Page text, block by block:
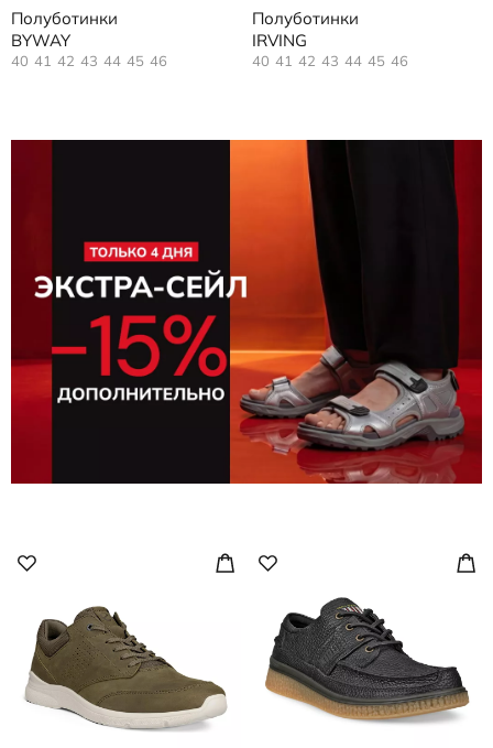
Полуботинки
BYWAY
40 41 42 43 44 45 46
Полуботинки
IRVING
40 41 42 43 44 45 46